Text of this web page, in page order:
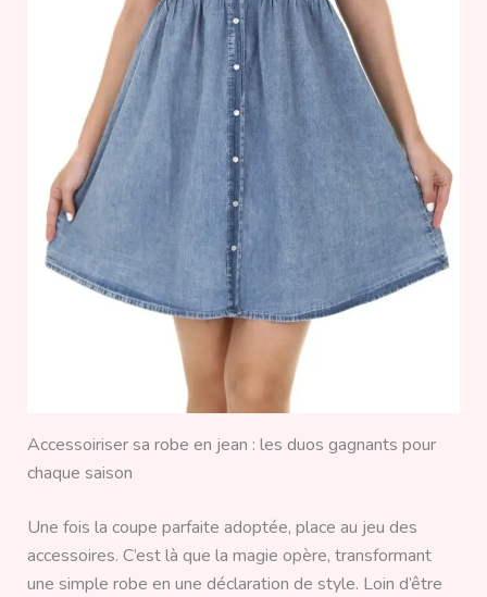
Accessoiriser sa robe en jean : les duos gagnants pour
chaque saison
Une fois la coupe parfaite adoptée, place au jeu des
accessoires. C’est là que la magie opère, transformant
une simple robe en une déclaration de style. Loin d’être